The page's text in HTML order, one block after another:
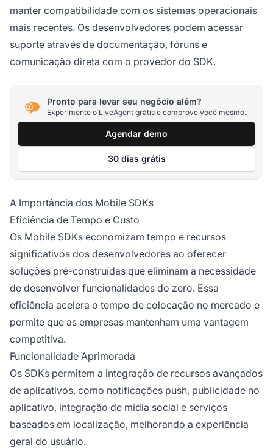
manter compatibilidade com os sistemas operacionais
mais recentes. Os desenvolvedores podem acessar
suporte através de documentação, fóruns e
comunicação direta com o provedor do SDK.
Pronto para levar seu negócio além?
Experimente o LiveAgent grátis e comprove você mesmo.
Agendar demo
30 dias grátis
A Importância dos Mobile SDKs
Eficiência de Tempo e Custo
Os Mobile SDKs economizam tempo e recursos
significativos dos desenvolvedores ao oferecer
soluções pré-construídas que eliminam a necessidade
de desenvolver funcionalidades do zero. Essa
eficiência acelera o tempo de colocação no mercado e
permite que as empresas mantenham uma vantagem
competitiva.
Funcionalidade Aprimorada
Os SDKs permitem a integração de recursos avançados
de aplicativos, como notificações push, publicidade no
aplicativo, integração de mídia social e serviços
baseados em localização, melhorando a experiência
geral do usuário.